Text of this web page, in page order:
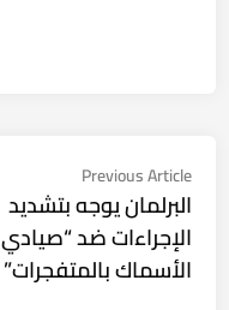
تصفّح
المقالات
Previous Article
article:
البرلمان يوجه بتشديد
الإجراءات ضد “صيادي
الأسماك بالمتفجرات”